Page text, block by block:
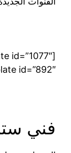
id=”892″]
فني